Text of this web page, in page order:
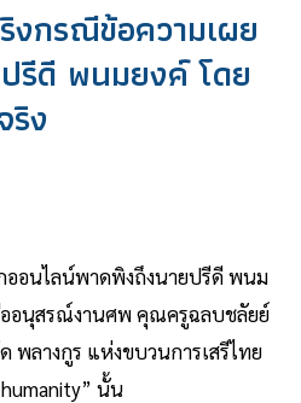
งกรณีข้อความเผย
รีดี พนมยงค์ โดย
ริง
ออนไลน์พาดพิงถึงนายปรีดี พนม
ออนุสรณ์งานศพ คุณครูฉลบชลัยย์
พลางกูร แห่งขบวนการเสรีไทย
นั้น